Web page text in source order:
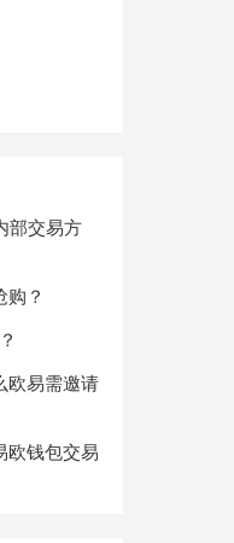
部交易方
购？
欧易需邀请
欧钱包交易